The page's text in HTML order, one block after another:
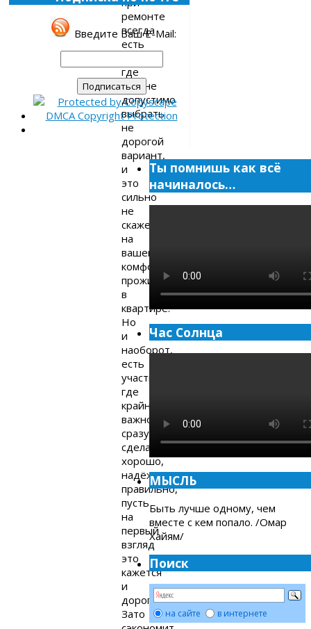
ремонте
всегда
есть
где
вполне
допустимо
выбрать
не
дорогой
вариант,
и
это
сильно
не
скажется
на
вашем
комфортном
проживании
в
квартире.
Но
и
наоборот,
есть
участки,
где
крайне
важно
сразу
сделать
хорошо,
надёжно,
правильно,
пусть
на
первый
взгляд
это
кажется
и
дорого.
Зато
Введите Ваш E-Mail:
Ты помнишь как всё
начиналось…
Час Солнца
МЫСЛЬ
Быть лучше одному, чем
вместе с кем попало. /Омар
Хайям/
Поиск
на сайте в интернете